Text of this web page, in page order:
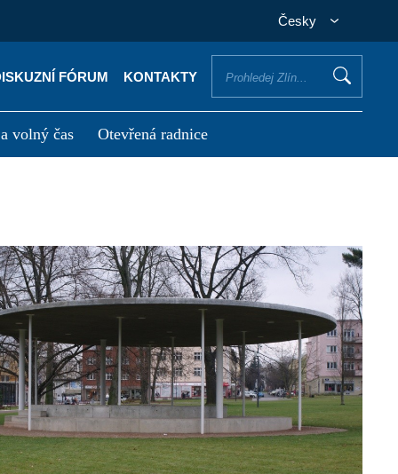
Česky
FÓRUM KONTAKTY
volný čas Otevřená radnice